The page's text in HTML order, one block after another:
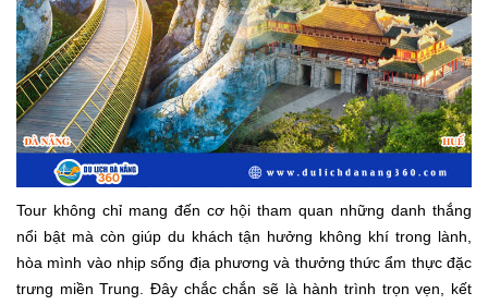
Tour không chỉ mang đến cơ hội tham quan những danh thắng
nổi bật mà còn giúp du khách tận hưởng không khí trong lành,
hòa mình vào nhịp sống địa phương và thưởng thức ẩm thực đặc
trưng miền Trung. Đây chắc chắn sẽ là hành trình trọn vẹn, kết